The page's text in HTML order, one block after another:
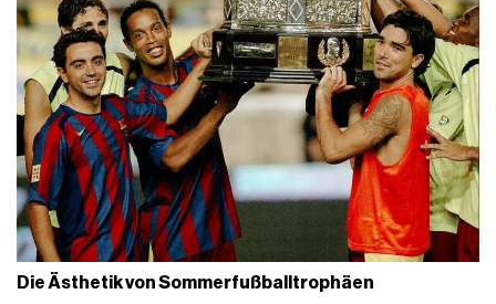
Die Ästhetik von Sommerfußballtrophäen